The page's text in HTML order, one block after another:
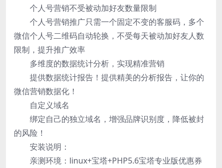
个人号营销不受被动加好友数量限制
个人号营销推广只需一个固定不变的客服码，多个
微信个人号二维码自动轮换，不受每天被动加好友人数
限制，提升推广效率
多维度的数据统计分析，实现精准营销
提供数据统计报告！提供精美的分析报告，让你的
微信营销数据化！
自定义域名
绑定自己的独立域名，增强品牌识别度，降低被封
的风险！
安装说明：
亲测环境：linux+宝塔+PHP5.6宝塔专业版优惠券